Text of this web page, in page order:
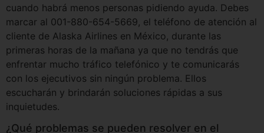
cuando habrá menos personas pidiendo ayuda. Debes
marcar al 001-880-654-5669, el teléfono de atención al
cliente de Alaska Airlines en México, durante las
primeras horas de la mañana ya que no tendrás que
enfrentar mucho tráfico telefónico y te comunicarás
con los ejecutivos sin ningún problema. Ellos
escucharán y brindarán soluciones rápidas a sus
inquietudes.
¿Qué problemas se pueden resolver en el